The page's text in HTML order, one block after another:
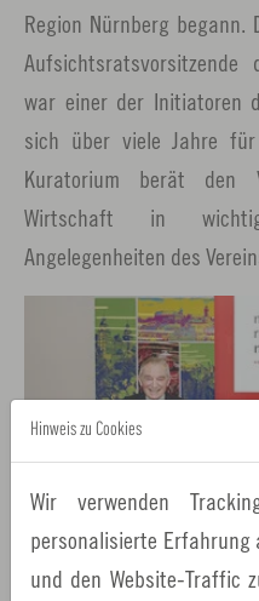
Region Nürnberg begann.
Aufsichtsratsvorsitzende
war einer der Initiatoren
sich über viele Jahre
Kuratorium berät den
Wirtschaft in
Angelegenheiten des
Hinweis zu Cookies
Wir verwenden
personalisierte Erfahrung
und den Website-Traffic